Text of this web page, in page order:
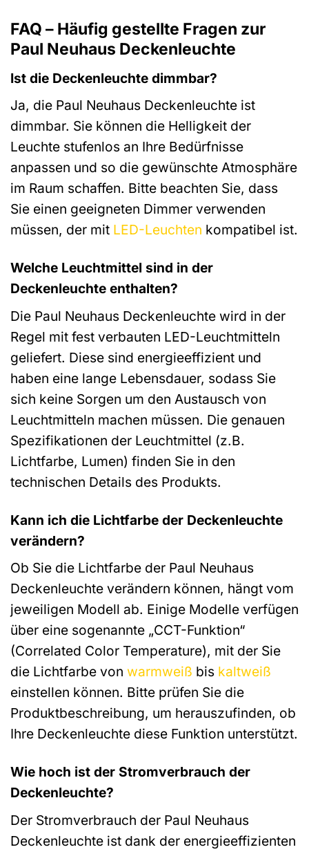
FAQ – Häufig gestellte Fragen zur
Paul Neuhaus Deckenleuchte
Ist die Deckenleuchte dimmbar?
Ja, die Paul Neuhaus Deckenleuchte ist
dimmbar. Sie können die Helligkeit der
Leuchte stufenlos an Ihre Bedürfnisse
anpassen und so die gewünschte Atmosphäre
im Raum schaffen. Bitte beachten Sie, dass
Sie einen geeigneten Dimmer verwenden
müssen, der mit LED-Leuchten kompatibel ist.
Welche Leuchtmittel sind in der
Deckenleuchte enthalten?
Die Paul Neuhaus Deckenleuchte wird in der
Regel mit fest verbauten LED-Leuchtmitteln
geliefert. Diese sind energieeffizient und
haben eine lange Lebensdauer, sodass Sie
sich keine Sorgen um den Austausch von
Leuchtmitteln machen müssen. Die genauen
Spezifikationen der Leuchtmittel (z.B.
Lichtfarbe, Lumen) finden Sie in den
technischen Details des Produkts.
Kann ich die Lichtfarbe der Deckenleuchte
verändern?
Ob Sie die Lichtfarbe der Paul Neuhaus
Deckenleuchte verändern können, hängt vom
jeweiligen Modell ab. Einige Modelle verfügen
über eine sogenannte „CCT-Funktion“
(Correlated Color Temperature), mit der Sie
die Lichtfarbe von warmweiß bis kaltweiß
einstellen können. Bitte prüfen Sie die
Produktbeschreibung, um herauszufinden, ob
Ihre Deckenleuchte diese Funktion unterstützt.
Wie hoch ist der Stromverbrauch der
Deckenleuchte?
Der Stromverbrauch der Paul Neuhaus
Deckenleuchte ist dank der energieeffizienten